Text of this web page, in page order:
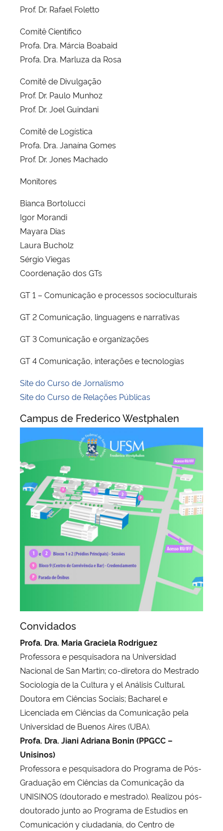
Prof. Dr. Rafael Foletto
Comitê Científico
Profa. Dra. Márcia Boabaid
Profa. Dra. Marluza da Rosa
Comitê de Divulgação
Prof. Dr. Paulo Munhoz
Prof. Dr. Joel Guindani
Comitê de Logística
Profa. Dra. Janaína Gomes
Prof. Dr. Jones Machado
Monitores
Bianca Bortolucci
Igor Morandi
Mayara Dias
Laura Bucholz
Sérgio Viegas
Coordenação dos GTs
GT 1 – Comunicação e processos socioculturais
GT 2 Comunicação, linguagens e narrativas
GT 3 Comunicação e organizações
GT 4 Comunicação, interações e tecnologias
Site do Curso de Jornalismo
Site do Curso de Relações Públicas
Campus de Frederico Westphalen
Convidados
Profa. Dra. Maria Graciela Rodriguez
Professora e pesquisadora na Universidad
Nacional de San Martin; co-diretora do Mestrado
Sociología de la Cultura y el Análisis Cultural.
Doutora em Ciências Sociais; Bacharel e
Licenciada em Ciências da Comunicação pela
Universidad de Buenos Aires (UBA).
Profa. Dra. Jiani Adriana Bonin (PPGCC –
Unisinos)
Professora e pesquisadora do Programa de Pós-
Graduação em Ciências da Comunicação da
UNISINOS (doutorado e mestrado). Realizou pós-
doutorado junto ao Programa de Estudios en
Comunicación y ciudadanía, do Centro de